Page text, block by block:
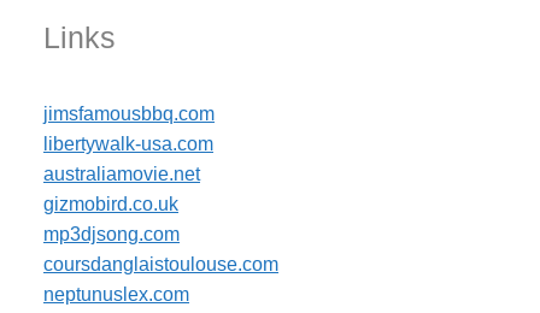
Links
jimsfamousbbq.com
libertywalk-usa.com
australiamovie.net
gizmobird.co.uk
mp3djsong.com
coursdanglaistoulouse.com
neptunuslex.com